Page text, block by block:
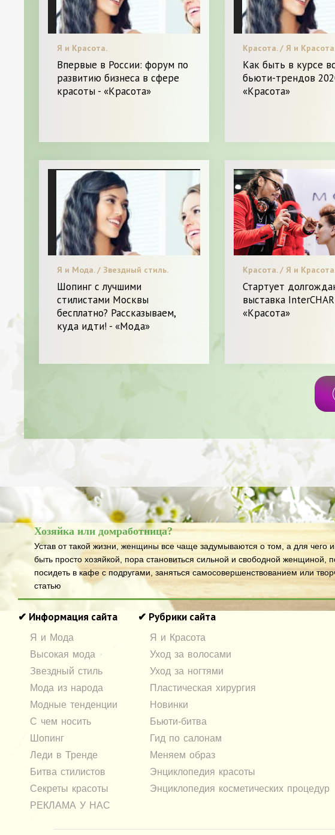
Я и Красота.
Впервые в России: форум по
развитию бизнеса в сфере
красоты - «Красота»
Красота. / Я и
Как быть в курсе
бьюти-трендов
«Красота»
Я и Мода. / Звездный стиль.
Шопинг с лучшими
стилистами Москвы
бесплатно? Рассказываем,
куда идти! - «Мода»
Красота. / Я и
Стартует
выставка
«Красота»
Хозяйка или домработница?
Устав от такой жизни, женщины все чаще задумываются о том, а для чего
быть просто хозяйкой, пора становиться сильной и свободной женщиной,
посидеть в кафе с подругами, заняться самосовершенствованием или
статью
✔ Информация сайта
Я и Мода
Высокая мода
Звездный стиль
Мода из народа
Модные тенденции
С чем носить
Шопинг
Леди в Тренде
Битва стилистов
Секреты красоты
РЕКЛАМА У НАС
✔ Рубрики сайта
Я и Красота
Уход за волосами
Уход за ногтями
Пластическая хирургия
Новинки
Бьюти-битва
Гид по салонам
Меняем образ
Энциклопедия красоты
Энциклопедия косметических процедур